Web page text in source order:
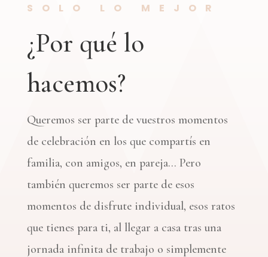
SOLO LO MEJOR
¿Por qué lo
hacemos?
Queremos ser parte de vuestros momentos
de celebración en los que compartís en
familia, con amigos, en pareja… Pero
también queremos ser parte de esos
momentos de disfrute individual, esos ratos
que tienes para ti, al llegar a casa tras una
jornada infinita de trabajo o simplemente